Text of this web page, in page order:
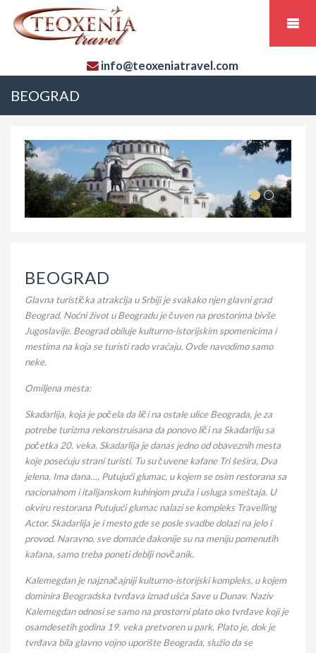
info@teoxeniatravel.com
BEOGRAD
BEOGRAD
Glavna turistička atrakcija u Srbiji je svakako njen glavni grad
Beograd. Noćni život u Beogradu je čuven na prostorima bivše
Jugoslavije. Beograd obiluje kulturno-istorijskim spomenicima i
mestima na koja se turisti rado vraćaju. Ovde navodimo samo
neke.
Omiljena mesta:
Skadarlija, koja je počela da liči na ostale ulice Beograda, je za
potrebe turizma rekonstruisana da ponovo liči na Skadarliju sa
početka 20. veka. Skadarlija je danas jedno od obaveznih mesta
koje posećuju strani turisti. Tu su čuvene kafane Tri šešira, Dva
jelena, Ima dana…, Putujući glumac, u kojem se osim restorana sa
nacionalnom i italijanskom kuhinjom pruža i usluga smeštaja. U
okviru restorana Putujući glumac nalazi se kompleks Travelling
Actor. Skadarlija je i mesto gde se posle svadbe dolazi na jelo i
provod. Naravno, sve domaće đakonije su na meniju pomenutih
kafana, samo treba poneti deblji novčanik.
Kalemegdan je najznačajniji kulturno-istorijski kompleks, u kojem
dominira Beogradska tvrđava iznad ušća Save u Dunav. Naziv
Kalemegdan odnosi se samo na prostorni plato oko tvrđave koji je
osamdesetih godina 19. veka pretvoren u park. Plato je, dok je
tvrđava bila glavno vojno uporište Beograda, služio da se